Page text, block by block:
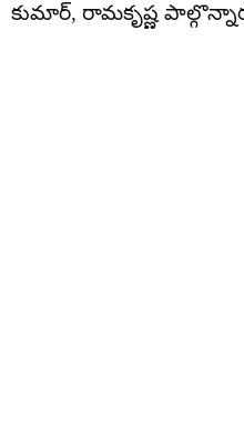
కుమార్, రామకృష్ణ